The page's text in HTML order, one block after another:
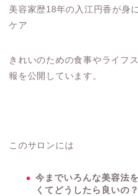
美容家歴18年の入江円香が身
ケア
きれいのための食事やライフ
報を公開しています。
このサロンには
今までいろんな美容法
くてどうしたら良いの？